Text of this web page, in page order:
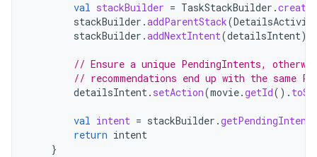
val stackBuilder = TaskStackBuilder .create
stackBuilder .addParentStack(
stackBuilder .addNextIntent(detailsIntent)
// Ensure a unique PendingIntents,
// recommendations end up with the same
detailsIntent. setAction(movie.getId().
val intent = stackBuilder .getPendingIntent
return intent
}